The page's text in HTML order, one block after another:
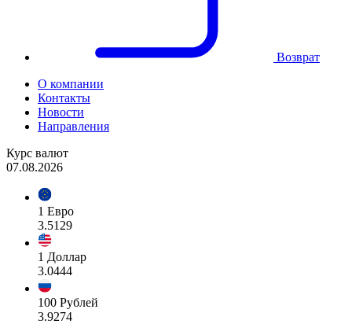
Возврат
О компании
Контакты
Новости
Направления
Курс валют
07.08.2026
1 Евро
3.5129
1 Доллар
3.0444
100 Рублей
3.9274